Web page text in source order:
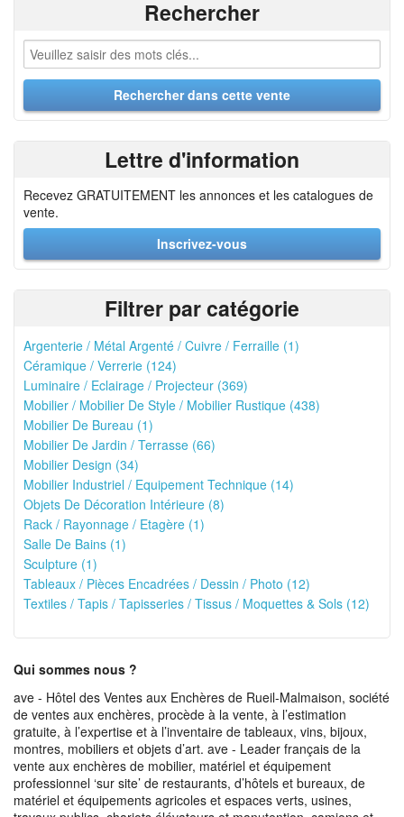
Rechercher
Lettre d'information
Recevez GRATUITEMENT les annonces et les catalogues de
vente.
Inscrivez-vous
Filtrer par catégorie
Argenterie / Métal Argenté / Cuivre / Ferraille (1)
Céramique / Verrerie (124)
Luminaire / Eclairage / Projecteur (369)
Mobilier / Mobilier De Style / Mobilier Rustique (438)
Mobilier De Bureau (1)
Mobilier De Jardin / Terrasse (66)
Mobilier Design (34)
Mobilier Industriel / Equipement Technique (14)
Objets De Décoration Intérieure (8)
Rack / Rayonnage / Etagère (1)
Salle De Bains (1)
Sculpture (1)
Tableaux / Pièces Encadrées / Dessin / Photo (12)
Textiles / Tapis / Tapisseries / Tissus / Moquettes & Sols (12)
Qui sommes nous ?
ave - Hôtel des Ventes aux Enchères de Rueil-Malmaison, société
de ventes aux enchères, procède à la vente, à l’estimation
gratuite, à l’expertise et à l’inventaire de tableaux, vins, bijoux,
montres, mobiliers et objets d’art. ave - Leader français de la
vente aux enchères de mobilier, matériel et équipement
professionnel ‘sur site’ de restaurants, d’hôtels et bureaux, de
matériel et équipements agricoles et espaces verts, usines,